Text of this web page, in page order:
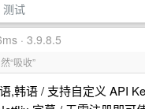
测试
· 3.9.8.5
“吸收”
,韩语 / 支持自定义 API